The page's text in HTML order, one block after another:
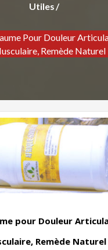
Utiles
Pour Douleur
Remède Naturel
pour Douleur
Remède Naturel